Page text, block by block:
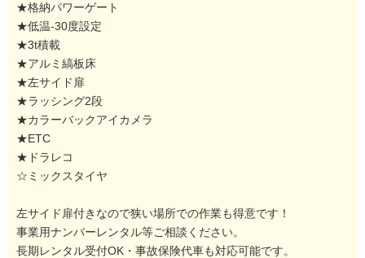
★格納パワーゲート
★低温-30度設定
★3t積載
★アルミ縞板床
★左サイド扉
★ラッシング2段
★カラーバックアイカメラ
★ETC
★ドラレコ
☆ミックスタイヤ
左サイド扉付きなので狭い場所での作業も得意です！
事業用ナンバーレンタル等ご相談ください。
長期レンタル受付OK・事故保険代車も対応可能です。